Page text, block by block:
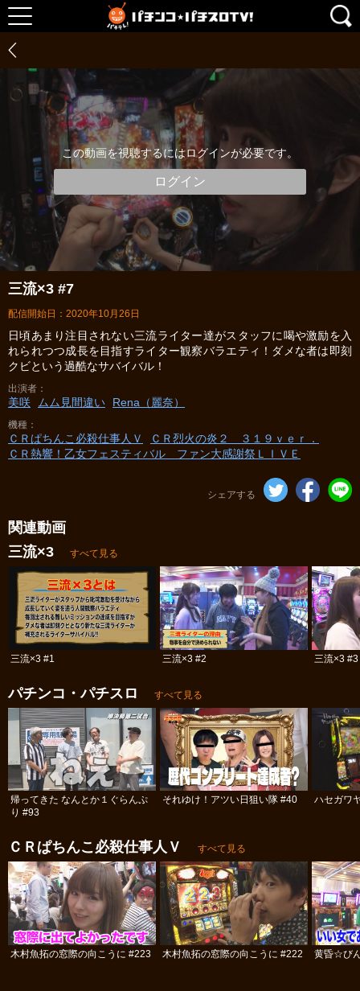
この動画を視聴するにはログインが必要です。
ログイン
三流×3 #7
配信開始日：2020年10月26日
日頃あまり注目されない三流ライター達がスタッフに喝や激励を入
れられつつ成長を目指すライター観察バラエティ！ダメな者は即刻
クビという過酷なサバイバル！
出演者
美咲 ムム見間違い Rena（麗奈）
機種
ＣＲぱちんこ必殺仕事人Ｖ
ＣＲ烈火の炎２ ３１９ｖｅｒ．
ＣＲ熱響！乙女フェスティバル ファン大感謝祭ＬＩＶＥ
シェアする
関連動画
三流×3
すべて見る
三流×3 #1 三流×3 #2 三流×3 #3
パチンコ・パチスロ すべて見る
帰ってきた なんとか１ぐらんぷ
り #93
それゆけ！アツい日狙い隊 #40 ハセガワ
ＣＲぱちんこ必殺仕事人Ｖ すべて見る
木村魚拓の窓際の向こうに #223 木村魚拓の窓際の向こうに #222 黄昏☆び